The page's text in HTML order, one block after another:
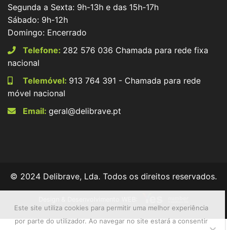
Segunda a Sexta: 9h-13h e das 15h-17h
Sábado: 9h-12h
Domingo: Encerrado
Telefone: 282 576 036 Chamada para rede fixa
nacional
Telemóvel: 913 764 391 - Chamada para rede
móvel nacional
Email: geral@delibrave.pt
© 2024 Delibrave, Lda. Todos os direitos reservados.
Este site utiliza cookies para permitir uma melhor experiência
por parte do utilizador. Ao navegar no site estará a consentir